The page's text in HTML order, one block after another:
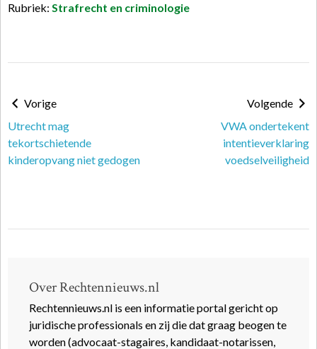
Rubriek: Strafrecht en criminologie
Vorige
Utrecht mag
tekortschietende
kinderopvang niet gedogen
Volgende
VWA ondertekent
intentieverklaring
voedselveiligheid
Over Rechtennieuws.nl
Rechtennieuws.nl is een informatie portal gericht op
juridische professionals en zij die dat graag beogen te
worden (advocaat-stagaires, kandidaat-notarissen,